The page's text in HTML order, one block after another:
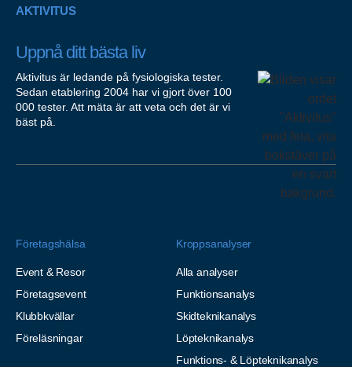
AKTIVITUS
Uppnå ditt bästa liv
Aktivitus är ledande på fysiologiska tester.
Sedan etablering 2004 har vi gjort över 100
000 tester. Att mäta är att veta och det är vi
bäst på.
Företagshälsa
Event & Resor
Företagsevent
Klubbkvällar
Föreläsningar
Kroppsanalyser
Alla analyser
Funktionsanalys
Skidteknikanalys
Löpteknikanalys
Funktions- & Löpteknikanalys